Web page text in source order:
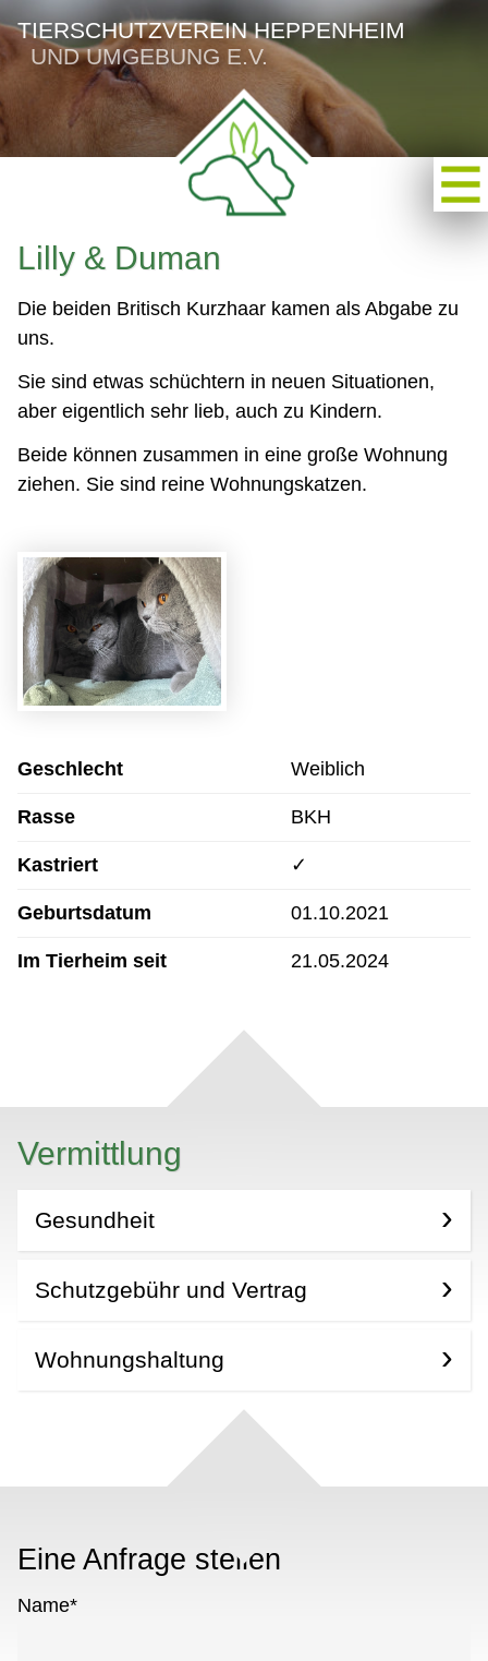
TIERSCHUTZVEREIN HEPPENHEIM
UND UMGEBUNG E.V.
Lilly & Duman
Die beiden Britisch Kurzhaar kamen als Abgabe zu
uns.
Sie sind etwas schüchtern in neuen Situationen,
aber eigentlich sehr lieb, auch zu Kindern.
Beide können zusammen in eine große Wohnung
ziehen. Sie sind reine Wohnungskatzen.
Geschlecht Weiblich
Rasse BKH
Kastriert ✓
Geburtsdatum 01.10.2021
Im Tierheim seit 21.05.2024
Vermittlung
Gesundheit
Schutzgebühr und Vertrag
Wohnungshaltung
Eine Anfrage stellen
Name*